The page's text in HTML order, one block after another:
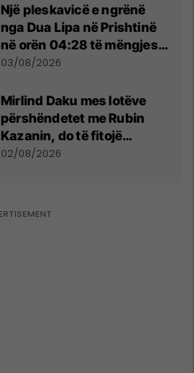
Një pleskavicë e ngrënë
nga Dua Lipa në Prishtinë
në orën 04:28 të mëngjesit
- dhe bota digjitale serbe
03/08/2026
Mirlind Daku mes lotëve
përshëndetet me Rubin
Kazanin, do të fitojë
miliona te Spartak Moska
02/08/2026